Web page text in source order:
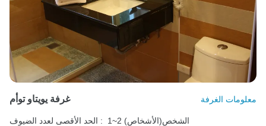
غرفة يويتاو توأم معلومات الغرفة
الحد الأقصى لعدد الضيوف :
1~2 الشخص(الأشخاص)